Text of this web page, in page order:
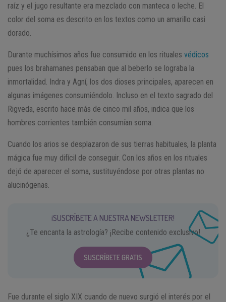
raíz y el jugo resultante era mezclado con manteca o leche. El
color del soma es descrito en los textos como un amarillo casi
dorado.
Durante muchísimos años fue consumido en los rituales védicos
pues los brahamanes pensaban que al beberlo se lograba la
inmortalidad. Indra y Agní, los dos dioses principales, aparecen en
algunas imágenes consumiéndolo. Incluso en el texto sagrado del
Rigveda, escrito hace más de cinco mil años, indica que los
hombres corrientes también consumían soma.
Cuando los arios se desplazaron de sus tierras habituales, la planta
mágica fue muy difícil de conseguir. Con los años en los rituales
dejó de aparecer el soma, sustituyéndose por otras plantas no
alucinógenas.
¡SUSCRÍBETE A NUESTRA NEWSLETTER!
¿Te encanta la astrología? ¡Recibe contenido exclusivo!
SUSCRÍBETE GRATIS
Fue durante el siglo XIX cuando de nuevo surgió el interés por el